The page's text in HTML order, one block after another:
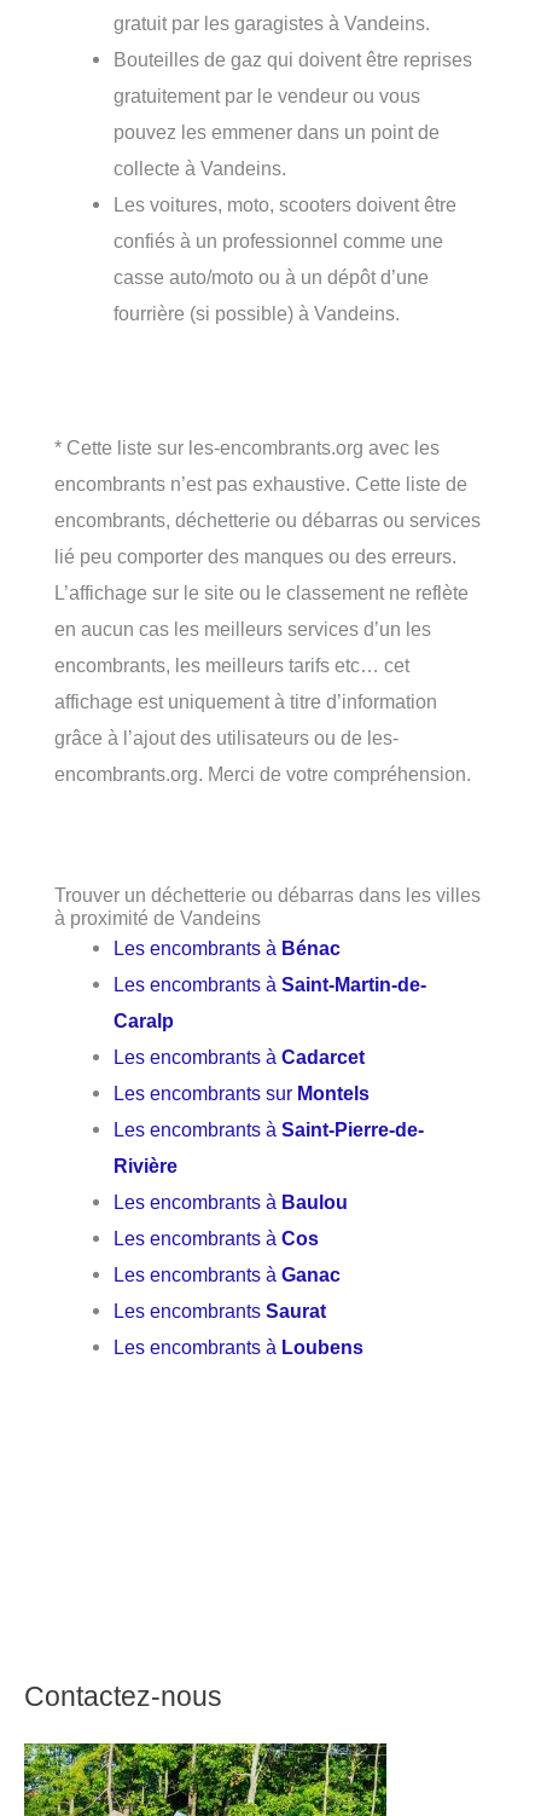
gratuit par les garagistes à Vandeins.
Bouteilles de gaz qui doivent être reprises
gratuitement par le vendeur ou vous
pouvez les emmener dans un point de
collecte à Vandeins.
Les voitures, moto, scooters doivent être
confiés à un professionnel comme une
casse auto/moto ou à un dépôt d’une
fourrière (si possible) à Vandeins.
* Cette liste sur les-encombrants.org avec les
encombrants n’est pas exhaustive. Cette liste de
encombrants, déchetterie ou débarras ou services
lié peu comporter des manques ou des erreurs.
L’affichage sur le site ou le classement ne reflète
en aucun cas les meilleurs services d’un les
encombrants, les meilleurs tarifs etc… cet
affichage est uniquement à titre d’information
grâce à l’ajout des utilisateurs ou de les-
encombrants.org. Merci de votre compréhension.
Trouver un déchetterie ou débarras dans les villes
à proximité de Vandeins
Les encombrants à Bénac
Les encombrants àSaint-Martin-de-
Caralp
Les encombrants àCadarcet
Les encombrants sur Montels
Les encombrants àSaint-Pierre-de-
Rivière
Les encombrants à Baulou
Les encombrants àCos
Les encombrants àGanac
Les encombrantsSaurat
Les encombrants à Loubens
Contactez-nous